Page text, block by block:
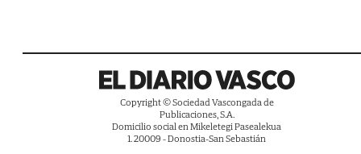
Copyright © Sociedad Vascongada de
Publicaciones, S.A.
Domicilio social en Mikeletegi Pasealekua
1. 20009 - Donostia-San Sebastián